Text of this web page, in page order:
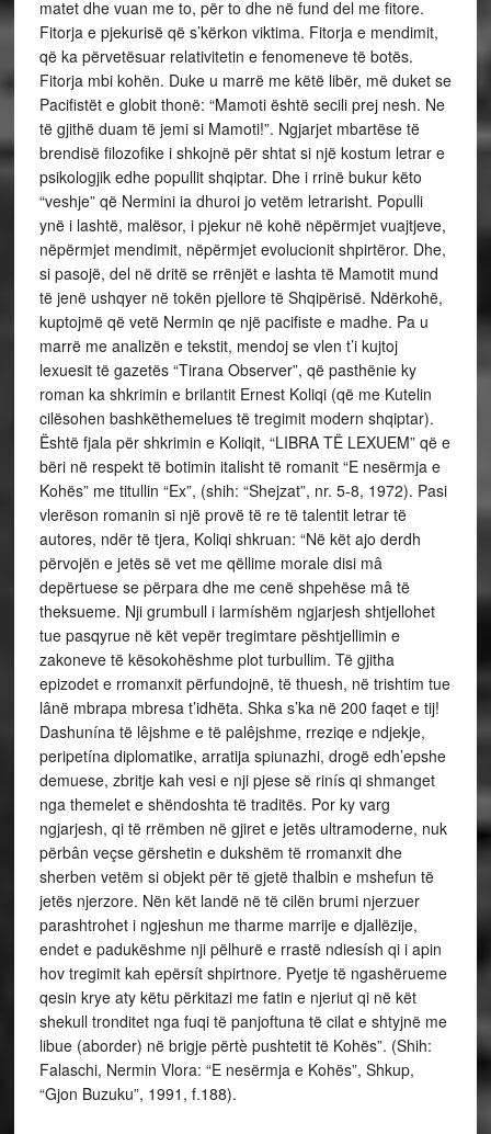
matet dhe vuan me to, për to dhe në fund del me fitore.
Fitorja e pjekurisë që s’kërkon viktima. Fitorja e mendimit,
që ka përvetësuar relativitetin e fenomeneve të botës.
Fitorja mbi kohën. Duke u marrë me këtë libër, më duket se
Pacifistët e globit thonë: “Mamoti është secili prej nesh. Ne
të gjithë duam të jemi si Mamoti!”. Ngjarjet mbartëse të
brendisë filozofike i shkojnë për shtat si një kostum letrar e
psikologjik edhe popullit shqiptar. Dhe i rrinë bukur këto
“veshje” që Nermini ia dhuroi jo vetëm letrarisht. Populli
ynë i lashtë, malësor, i pjekur në kohë nëpërmjet vuajtjeve,
nëpërmjet mendimit, nëpërmjet evolucionit shpirtëror. Dhe,
si pasojë, del në dritë se rrënjët e lashta të Mamotit mund
të jenë ushqyer në tokën pjellore të Shqipërisë. Ndërkohë,
kuptojmë që vetë Nermin qe një pacifiste e madhe. Pa u
marrë me analizën e tekstit, mendoj se vlen t’i kujtoj
lexuesit të gazetës “Tirana Observer”, që pasthënie ky
roman ka shkrimin e brilantit Ernest Koliqi (që me Kutelin
cilësohen bashkëthemelues të tregimit modern shqiptar).
Është fjala për shkrimin e Koliqit, “LIBRA TË LEXUEM” që e
bëri në respekt të botimin italisht të romanit “E nesërmja e
Kohës” me titullin “Ex”, (shih: “Shejzat”, nr. 5-8, 1972). Pasi
vlerëson romanin si një provë të re të talentit letrar të
autores, ndër të tjera, Koliqi shkruan: “Në kët ajo derdh
përvojën e jetës së vet me qëllime morale disi mâ
depërtuese se përpara dhe me cenë shpehëse mâ të
theksueme. Nji grumbull i larmíshëm ngjarjesh shtjellohet
tue pasqyrue në kët vepër tregimtare pështjellimin e
zakoneve të kësokohëshme plot turbullim. Të gjitha
epizodet e rromanxit përfundojnë, të thuesh, në trishtim tue
lânë mbrapa mbresa t’idhëta. Shka s’ka në 200 faqet e tij!
Dashunína të lêjshme e të palêjshme, rreziqe e ndjekje,
peripetína diplomatike, arratija spiunazhi, drogë edh’epshe
demuese, zbritje kah vesi e nji pjese së rinís qi shmanget
nga themelet e shëndoshta të traditës. Por ky varg
ngjarjesh, qi të rrëmben në gjiret e jetës ultramoderne, nuk
përbân veçse gërshetin e dukshëm të rromanxit dhe
sherben vetëm si objekt për të gjetë thalbin e mshefun të
jetës njerzore. Nën kët landë në të cilën brumi njerzuer
parashtrohet i ngjeshun me tharme marrije e djallëzije,
endet e padukëshme nji pëlhurë e rrastë ndiesísh qi i apin
hov tregimit kah epërsít shpirtnore. Pyetje të ngashërueme
qesin krye aty këtu përkitazi me fatin e njeriut qi në kët
shekull tronditet nga fuqi të panjoftuna të cilat e shtyjnë me
libue (aborder) në brigje përtè pushtetit të Kohës”. (Shih:
Falaschi, Nermin Vlora: “E nesërmja e Kohës”, Shkup,
“Gjon Buzuku”, 1991, f.188).